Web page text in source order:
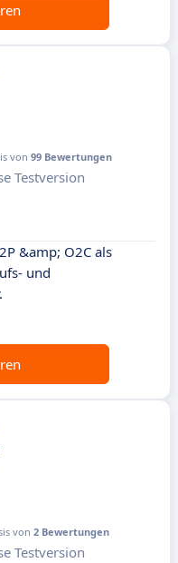
von 99 Bewertungen
Testversion
&amp; O2C als
und
von 2 Bewertungen
Testversion